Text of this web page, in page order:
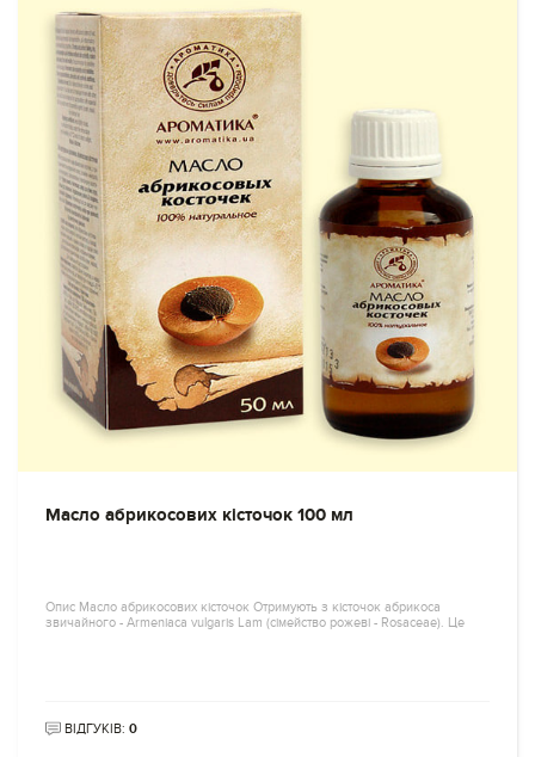
Масло абрикосових кісточок 100 мл
Опис Масло абрикосових кісточок Отримують з кісточок абрикоса
звичайного - Armeniaca vulgaris Lam (сімейство рожеві - Rosaceaе). Це
ВІДГУКІВ: 0